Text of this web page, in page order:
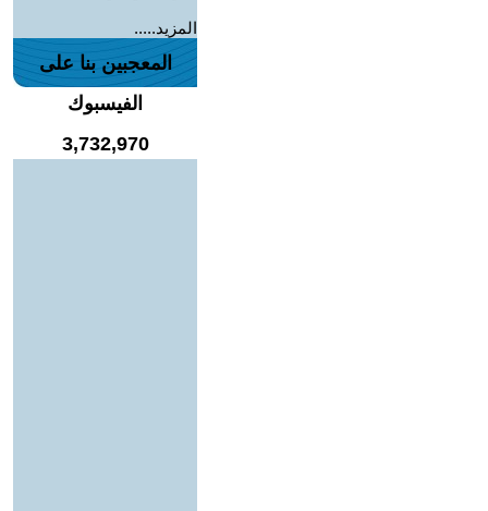
المزيد.....
المعجبين بنا على
الفيسبوك
3,732,970